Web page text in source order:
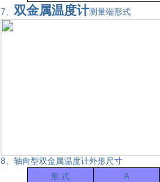
7、 双金属温度计测量端形式
8、轴向型双金属温度计外形尺寸
形 式
A